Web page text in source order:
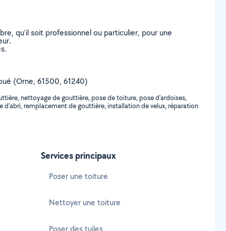
qu’il soit professionnel ou particulier, pour une
(Orne, 61500, 61240)
nettoyage de gouttière, pose de toiture, pose d'ardoises,
remplacement de gouttière, installation de velux, réparation
Services principaux
Poser une toiture
Nettoyer une toiture
Poser des tuiles